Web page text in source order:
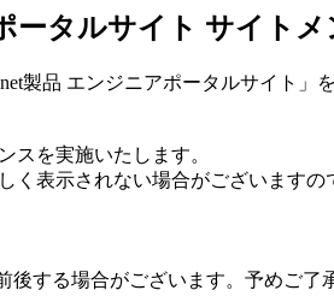
ータルサイト サイト
製品 エンジニアポータルサイト」
スを実施いたします。
く表示されない場合がございますの
する場合がございます。予めご了